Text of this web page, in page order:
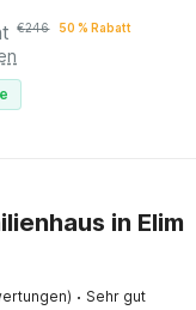
€246 50 % Rabatt
in Elim
· Sehr gut